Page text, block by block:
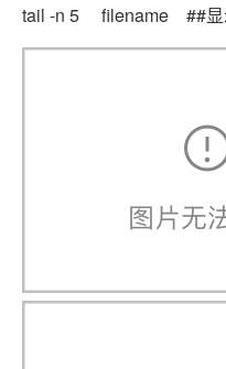
tail -n 5 filename ##显